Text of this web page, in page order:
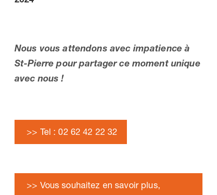
Nous vous attendons avec impatience à
St-Pierre pour partager ce moment unique
avec nous !
>> Tel : 02 62 42 22 32
>> Vous souhaitez en savoir plus,